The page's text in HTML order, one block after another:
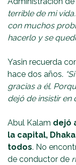
terrible de mi
con muchos
hacerlo y se
Yasin recuerda
hace dos años.
gracias a él.
dejó de insistir en
Abul Kalam dejó
la capital,
todos. No
de conductor de